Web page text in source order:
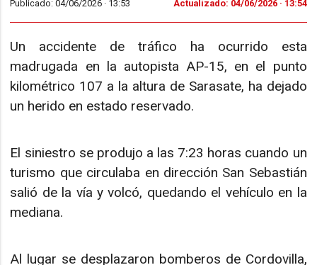
Publicado: 04/06/2026 · 13:53 Actualizado: 04/06/2026 · 13:54
Un accidente de tráfico ha ocurrido esta
madrugada en la autopista AP-15, en el punto
kilométrico 107 a la altura de Sarasate, ha dejado
un herido en estado reservado.
El siniestro se produjo a las 7:23 horas cuando un
turismo que circulaba en dirección San Sebastián
salió de la vía y volcó, quedando el vehículo en la
mediana.
Al lugar se desplazaron bomberos de Cordovilla,